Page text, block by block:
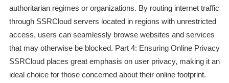
authoritarian regimes or organizations. By routing internet traffic
through SSRCloud servers located in regions with unrestricted
access, users can seamlessly browse websites and services
that may otherwise be blocked. Part 4: Ensuring Online Privacy
SSRCloud places great emphasis on user privacy, making it an
ideal choice for those concerned about their online footprint.